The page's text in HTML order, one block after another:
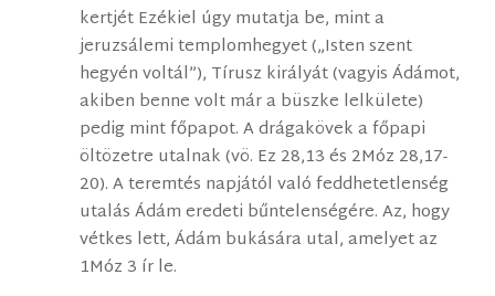
kertjét Ezékiel úgy mutatja be, mint a
jeruzsálemi templomhegyet („Isten szent
hegyén voltál”), Tírusz királyát (vagyis Ádámot,
akiben benne volt már a büszke lelkülete)
pedig mint főpapot. A drágakövek a főpapi
öltözetre utalnak (vö. Ez 28,13 és 2Móz 28,17-
20). A teremtés napjától való feddhetetlenség
utalás Ádám eredeti bűntelenségére. Az, hogy
vétkes lett, Ádám bukására utal, amelyet az
1Móz 3 ír le.